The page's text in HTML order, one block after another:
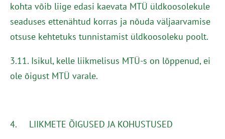
kohta võib liige edasi kaevata MTÜ üldkoosolekule
seaduses ettenähtud korras ja nõuda väljaarvamise
otsuse kehtetuks tunnistamist üldkoosoleku poolt.
3.11. Isikul, kelle liikmelisus MTÜ-s on lõppenud, ei
ole õigust MTÜ varale.
4. LIIKMETE ÕIGUSED JA KOHUSTUSED